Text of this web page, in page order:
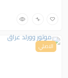
الاصلي